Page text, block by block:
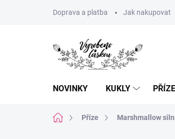
Doprava a platba Jak nakupovat
NOVINKY KUKLY PŘÍZE
Domů Příze Marshmallow